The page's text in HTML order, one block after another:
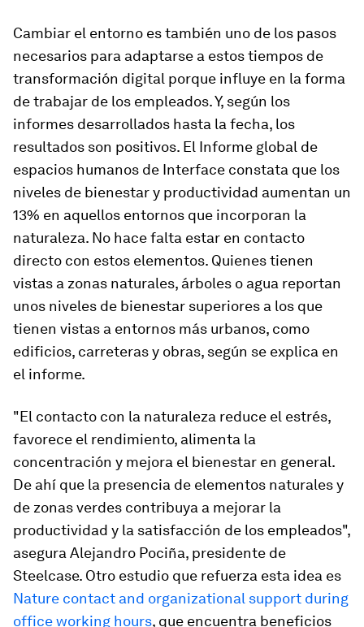
Cambiar el entorno es también uno de los pasos
necesarios para adaptarse a estos tiempos de
transformación digital porque influye en la forma
de trabajar de los empleados. Y, según los
informes desarrollados hasta la fecha, los
resultados son positivos. El Informe global de
espacios humanos de Interface constata que los
niveles de bienestar y productividad aumentan un
13% en aquellos entornos que incorporan la
naturaleza. No hace falta estar en contacto
directo con estos elementos. Quienes tienen
vistas a zonas naturales, árboles o agua reportan
unos niveles de bienestar superiores a los que
tienen vistas a entornos más urbanos, como
edificios, carreteras y obras, según se explica en
el informe.
"El contacto con la naturaleza reduce el estrés,
favorece el rendimiento, alimenta la
concentración y mejora el bienestar en general.
De ahí que la presencia de elementos naturales y
de zonas verdes contribuya a mejorar la
productividad y la satisfacción de los empleados",
asegura Alejandro Pociña, presidente de
Steelcase. Otro estudio que refuerza esta idea es
Nature contact and organizational support during
office working hours, que encuentra beneficios